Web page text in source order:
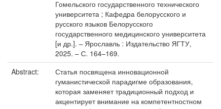
Гомельского государственного технического
университета ; Кафедра белорусского и
русского языков Белорусского
государственного медицинского университета
[и др.]. – Ярославль : Издательство ЯГТУ,
2025. – С. 164–169.
Abstract:
Статья посвящена инновационной
гуманистической парадигме образования,
которая заменяет традиционный подход и
акцентирует внимание на компетентностном